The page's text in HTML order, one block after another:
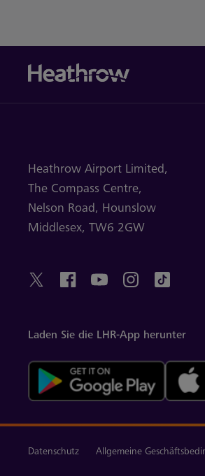
Heathrow Airport Limited,
The Compass Centre,
Nelson Road, Hounslow
Middlesex, TW6 2GW
Laden Sie die LHR-App herunter
Datenschutz Allgemeine